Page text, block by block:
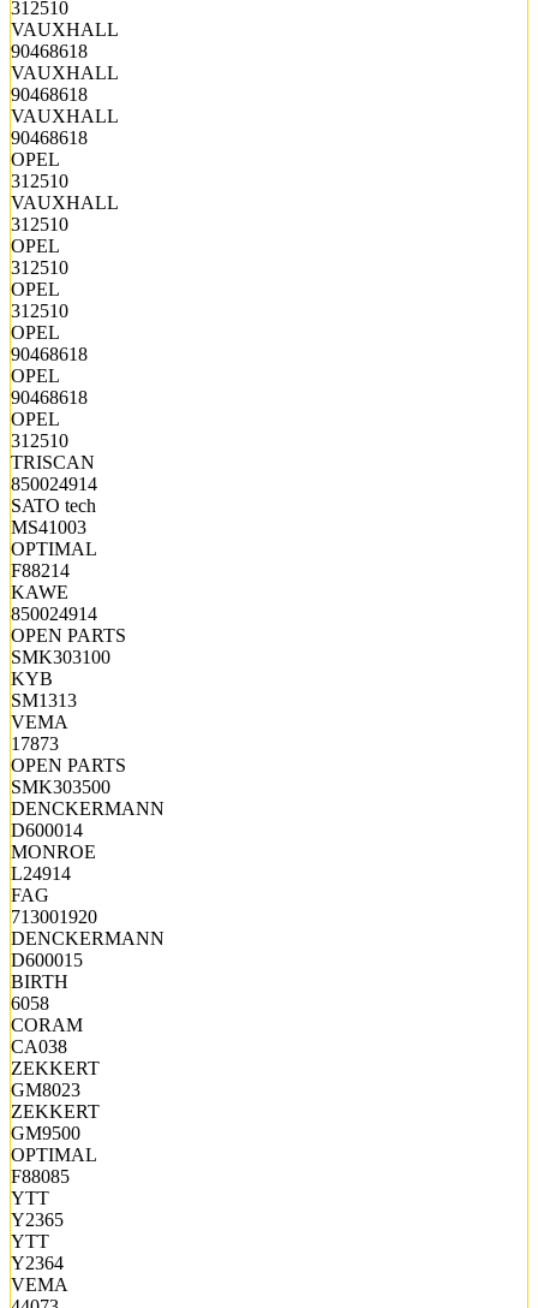
312510
VAUXHALL
90468618
VAUXHALL
90468618
VAUXHALL
90468618
OPEL
312510
VAUXHALL
312510
OPEL
312510
OPEL
312510
OPEL
90468618
OPEL
90468618
OPEL
312510
TRISCAN
850024914
SATO tech
MS41003
OPTIMAL
F88214
KAWE
850024914
OPEN PARTS
SMK303100
KYB
SM1313
VEMA
17873
OPEN PARTS
SMK303500
DENCKERMANN
D600014
MONROE
L24914
FAG
713001920
DENCKERMANN
D600015
BIRTH
6058
CORAM
CA038
ZEKKERT
GM8023
ZEKKERT
GM9500
OPTIMAL
F88085
YTT
Y2365
YTT
Y2364
VEMA